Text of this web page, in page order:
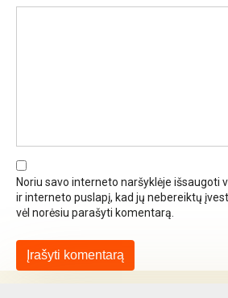
Noriu savo interneto naršyklėje išsaugoti
ir interneto puslapį, kad jų nebereiktų
vėl norėsiu parašyti komentarą.